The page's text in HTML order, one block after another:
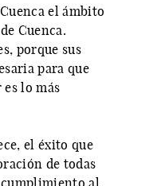
el ámbito
Cuenca.
porque sus
para que
lo más
el éxito que
de todas
al